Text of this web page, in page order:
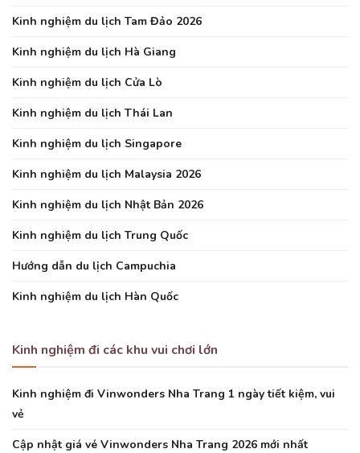
Kinh nghiệm du lịch Tam Đảo 2026
Kinh nghiệm du lịch Hà Giang
Kinh nghiệm du lịch Cửa Lò
Kinh nghiệm du lịch Thái Lan
Kinh nghiệm du lịch Singapore
Kinh nghiệm du lịch Malaysia 2026
Kinh nghiệm du lịch Nhật Bản 2026
Kinh nghiệm du lịch Trung Quốc
Hướng dẫn du lịch Campuchia
Kinh nghiệm du lịch Hàn Quốc
Kinh nghiệm đi các khu vui chơi lớn
Kinh nghiệm đi Vinwonders Nha Trang 1 ngày tiết kiệm, vui
vẻ
Cập nhật giá vé Vinwonders Nha Trang 2026 mới nhất